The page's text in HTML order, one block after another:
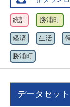
統計 勝浦町
経済 生活
勝浦町
データセッ